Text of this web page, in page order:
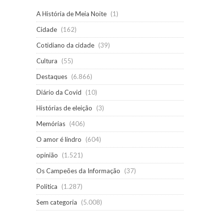
A História de Meia Noite (1)
Cidade (162)
Cotidiano da cidade (39)
Cultura
(55)
Destaques (6.866)
Diário da Covid
(10)
Histórias de eleição
(3)
Memórias (406)
O amor é lindro
(604)
opinião
(1.521)
Os Campeões da Informação
(37)
Política
(1.287)
Sem categoria
(5.008)